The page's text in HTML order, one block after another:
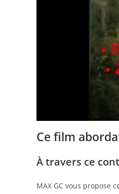
Ce film
À travers ce
MAX GC vous propose